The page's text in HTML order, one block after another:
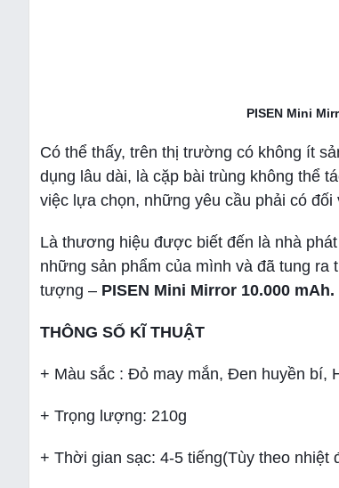
PISEN Mini
Có thể thấy, trên thị trường có không ít
dụng lâu dài, là cặp bài trùng không thể
việc lựa chọn, những yêu cầu phải có
Là thương hiệu được biết đến là nhà
những sản phẩm của mình và đã tung
tượng – PISEN Mini Mirror 10.000 mAh.
THÔNG SỐ KĨ THUẬT
+ Màu sắc : Đỏ may mắn, Đen huyền bí,
+ Trọng lượng: 210g
+ Thời gian sạc: 4-5 tiếng(Tùy theo